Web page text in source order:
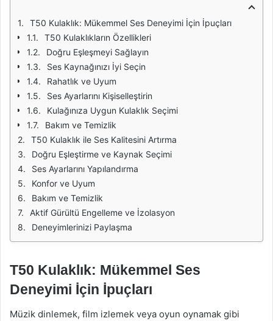
T50 Kulaklık: Mükemmel Ses Deneyimi İçin İpuçları
T50 Kulaklıkların Özellikleri
Doğru Eşleşmeyi Sağlayın
Ses Kaynağınızı İyi Seçin
Rahatlık ve Uyum
Ses Ayarlarını Kişiselleştirin
Kulağınıza Uygun Kulaklık Seçimi
Bakım ve Temizlik
T50 Kulaklık ile Ses Kalitesini Artırma
Doğru Eşleştirme ve Kaynak Seçimi
Ses Ayarlarını Yapılandırma
Konfor ve Uyum
Bakım ve Temizlik
Aktif Gürültü Engelleme ve İzolasyon
Deneyimlerinizi Paylaşma
T50 Kulaklık: Mükemmel Ses
Deneyimi İçin İpuçları
Müzik dinlemek, film izlemek veya oyun oynamak gibi